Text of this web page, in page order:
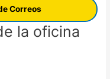
Correos
la oficina